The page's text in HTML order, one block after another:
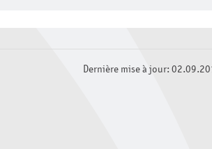
Dernière mise à jour: